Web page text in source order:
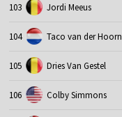
103 Jordi Meeus
104 Taco van der Hoorn
105 Dries Van Gestel
106 Colby Simmons